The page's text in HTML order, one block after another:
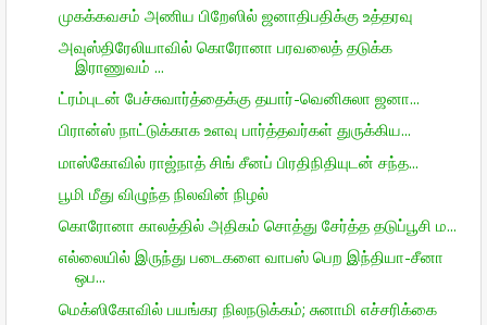
முகக்கவசம் அணிய பிறேஸில் ஜனாதிபதிக்கு உத்தரவு
அவுஸ்திரேலியாவில் கொரோனா பரவலைத் தடுக்க
இராணுவம் ...
ட்ரம்புடன் பேச்சுவார்த்தைக்கு தயார்-வெனிசுலா ஜனா...
பிரான்ஸ் நாட்டுக்காக உளவு பார்த்தவர்கள் துருக்கிய...
மாஸ்கோவில் ராஜ்நாத் சிங் சீனப் பிரதிநிதியுடன் சந்த...
பூமி மீது விழுந்த நிலவின் நிழல்
கொரோனா காலத்தில் அதிகம் சொத்து சேர்த்த தடுப்பூசி ம...
எல்லையில் இருந்து படைகளை வாபஸ் பெற இந்தியா-சீனா
ஒப...
மெக்ஸிகோவில் பயங்கர நிலநடுக்கம்; சுனாமி எச்சரிக்கை